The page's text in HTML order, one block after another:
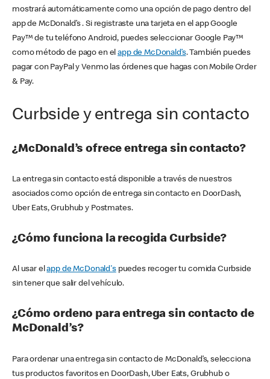
mostrará automáticamente como una opción de pago dentro del
app de McDonald’s . Si registraste una tarjeta en el app Google
Pay™ de tu teléfono Android, puedes seleccionar Google Pay™
como método de pago en elapp de McDonald’s. También puedes
pagar con PayPal y Venmo las órdenes que hagas con Mobile Order
& Pay.
Curbside y entrega sin contacto
¿McDonald’s ofrece entrega sin contacto?
La entrega sin contacto está disponible a través de nuestros
asociados como opción de entrega sin contacto en DoorDash,
Uber Eats, Grubhub y Postmates.
¿Cómo funciona la recogida Curbside?
Al usar elapp de McDonald'spuedes recoger tu comida Curbside
sin tener que salir del vehículo.
¿Cómo ordeno para entrega sin contacto de
McDonald’s?
Para ordenar una entrega sin contacto de McDonald’s, selecciona
tus productos favoritos en DoorDash, Uber Eats, Grubhub o